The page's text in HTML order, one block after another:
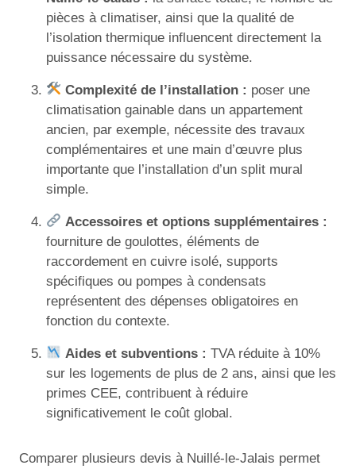
pièces à climatiser, ainsi que la qualité de
l’isolation thermique influencent directement la
puissance nécessaire du système.
Complexité de l’installation : poser une
climatisation gainable dans un appartement
ancien, par exemple, nécessite des travaux
complémentaires et une main d’œuvre plus
importante que l’installation d’un split mural
simple.
Accessoires et options supplémentaires :
fourniture de goulottes, éléments de
raccordement en cuivre isolé, supports
spécifiques ou pompes à condensats
représentent des dépenses obligatoires en
fonction du contexte.
Aides et subventions : TVA réduite à 10%
sur les logements de plus de 2 ans, ainsi que les
primes CEE, contribuent à réduire
significativement le coût global.
Comparer plusieurs devis à Nuillé-le-Jalais permet